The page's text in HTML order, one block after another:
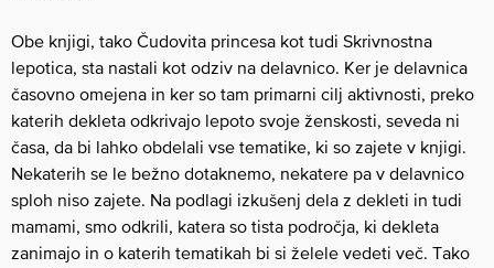
Obe knjigi, tako Čudovita princesa kot tudi Skrivnostna
lepotica, sta nastali kot odziv na delavnico. Ker je delavnica
časovno omejena in ker so tam primarni cilj aktivnosti, preko
katerih dekleta odkrivajo lepoto svoje ženskosti, seveda ni
časa, da bi lahko obdelali vse tematike, ki so zajete v knjigi.
Nekaterih se le bežno dotaknemo, nekatere pa v delavnico
sploh niso zajete. Na podlagi izkušenj dela z dekleti in tudi
mamami, smo odkrili, katera so tista področja, ki dekleta
zanimajo in o katerih tematikah bi si želele vedeti več. Tako